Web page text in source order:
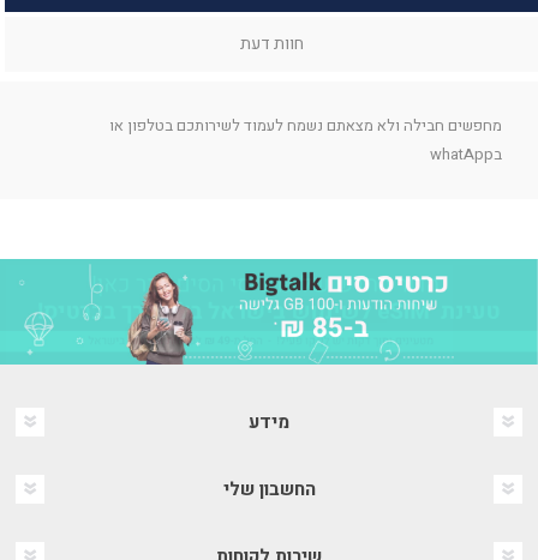
חוות דעת
מחפשים חבילה ולא מצאתם נשמח לעמוד לשירותכם בטלפון או
בwhatApp
מידע
החשבון שלי